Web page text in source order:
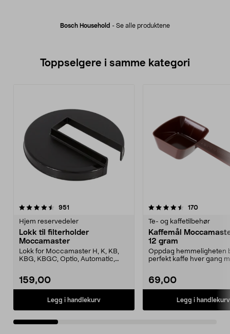
Bosch Household - Se alle produktene
Toppselgere i samme kategori
951
Hjem reservedeler
Lokk til filterholder
Moccamaster
Lokk for Moccamaster H, K, KB,
KBG, KBGC, Optio, Automatic,
159,00
Legg i handlekurv
4.5 av 5 stjerner 170
Te- og kaffetilbehør
Kaffemål
12 gram
Oppdag hemmeligheten
perfekt kaffe hver gang
69,00
Legg i handlekurv
4.5 av 5 stjerner